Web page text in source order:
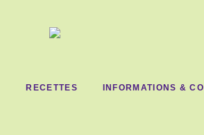
RECETTES INFORMATIONS & CO